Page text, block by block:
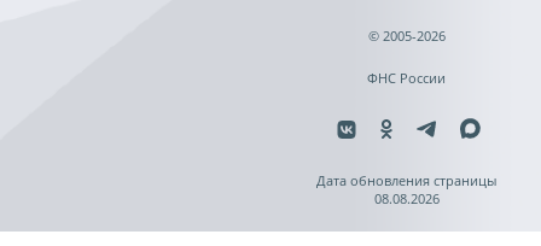
© 2005-2026
ФНС России
Дата обновления страницы
08.08.2026